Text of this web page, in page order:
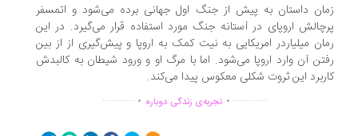
داستان به پیش از جنگ اول جهانی برده می‌شود و اتمسفر
اروپای در آستانه جنگ مورد استفاده قرار می‌گیرد. در این
میلیاردر امریکایی به نیت کمک به اروپا و پیش‌گیری از از بین
آن وارد اروپا می‌شود. اما با مرگ او و ورود شیطان به کالبدش
این ثروت شکلی معکوس پیدا می‌کند.
...............
. تجربه‌ی زندگی دوباره.
..............